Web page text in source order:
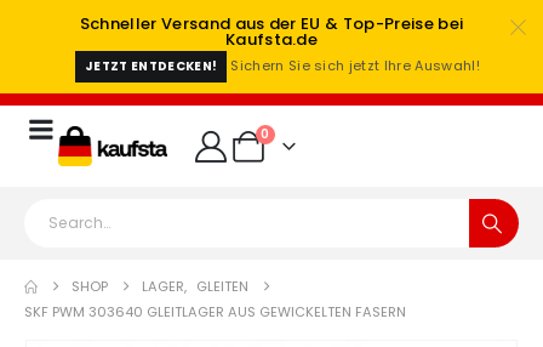
Schneller Versand aus der EU & Top-Preise bei
Kaufsta.de
JETZT ENTDECKEN! Sichern Sie sich jetzt Ihre Auswahl!
0
SHOP LAGER, GLEITEN
SKF PWM 303640 GLEITLAGER AUS GEWICKELTEN FASERN